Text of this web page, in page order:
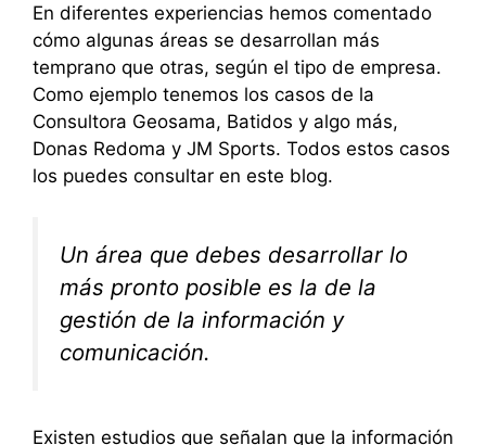
En diferentes experiencias hemos comentado
cómo algunas áreas se desarrollan más
temprano que otras, según el tipo de empresa.
Como ejemplo tenemos los casos de la
Consultora Geosama, Batidos y algo más,
Donas Redoma y JM Sports. Todos estos casos
los puedes consultar en este blog.
Un área que debes desarrollar lo
más pronto posible es la de la
gestión de la información y
comunicación.
Existen estudios que señalan que la información